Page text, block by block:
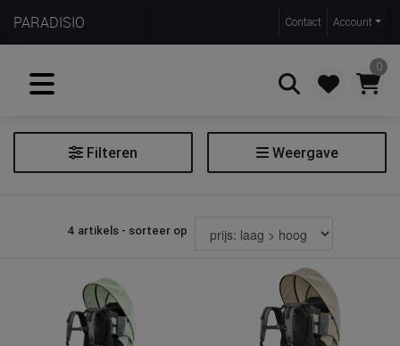
PARADISIO Contact Account
0
Zoeken
Filteren Weergave
4 artikels - sorteer op